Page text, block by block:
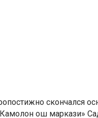
скончался
ош маркази»